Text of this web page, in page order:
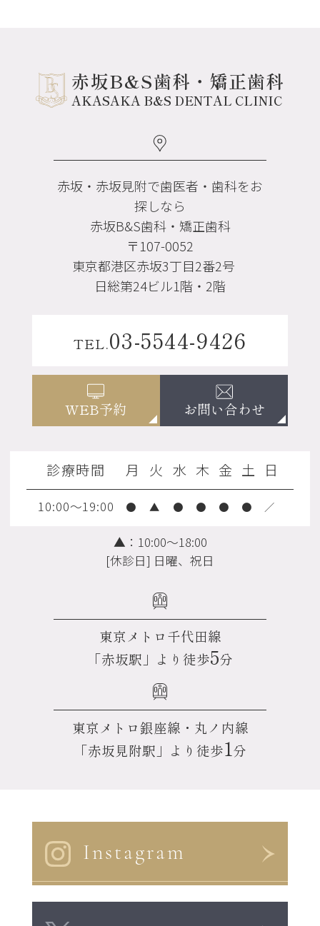
赤坂B&S歯科・矯正歯科
AKASAKA B&S DENTAL CLINIC
赤坂・赤坂見附で歯医者・歯科をお
探しなら
赤坂B&S歯科・矯正歯科
〒107-0052
東京都港区赤坂3丁目2番2号
日総第24ビル1階・2階
TEL. 03-5544-9426
WEB予約 お問い合わせ
診療時間 月 火 水 木 金 土 日
10:00～19:00 ● ▲ ● ● ● ● ／
▲：10:00～18:00
[休診日] 日曜、祝日
東京メトロ千代田線
「赤坂駅」より徒歩5分
東京メトロ銀座線・丸ノ内線
「赤坂見附駅」より徒歩1 分
Instagram